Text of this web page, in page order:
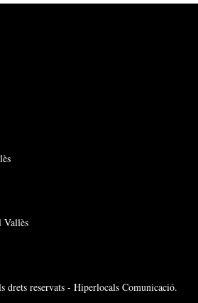
Vallès
reservats - Hiperlocals Comunicació.